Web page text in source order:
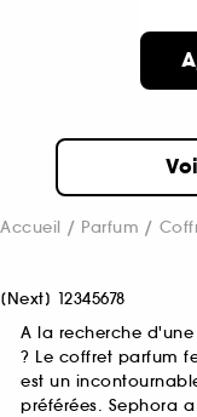
Accueil Parfum
[Next] 12345678
A la recherche
? Le coffret parfum
est un
préférées. Sephora